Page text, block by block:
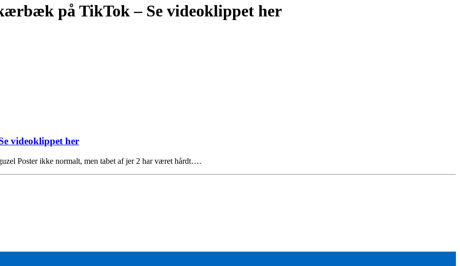
på TikTok – Se videoklippet her
videoklippet her
Poster ikke normalt, men tabet af jer 2 har været hårdt….